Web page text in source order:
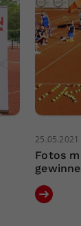
25.05.2021
Fotos